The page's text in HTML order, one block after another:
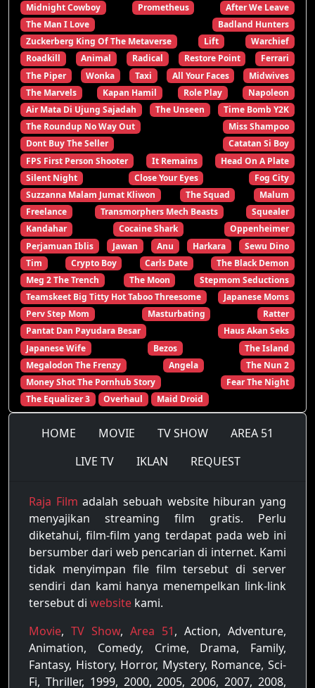
Midnight Cowboy
Prometheus
After We Leave
The Man I Love
Badland Hunters
Zuckerberg King Of The Metaverse
Lift
Warchief
Roadkill
Animal Radical Restore Point
Ferrari
The Piper
Wonka Taxi All Your Faces
Midwives
The Marvels
Kapan Hamil Role Play
Napoleon
Air Mata Di Ujung Sajadah
The Unseen
Time Bomb Y2K
The Roundup No Way Out
Miss Shampoo
Dont Buy The Seller
Catatan Si Boy
FPS First Person Shooter
It Remains
Head On A Plate
Silent Night
Close Your Eyes
Fog City
Suzzanna Malam Jumat Kliwon
The Squad
Malum
Freelance
Transmorphers Mech Beasts
Squealer
Kandahar
Cocaine Shark
Oppenheimer
Perjamuan Iblis
Jawan Anu Harkara
Sewu Dino
Tim
Crypto Boy Carls Date
The Black Demon
Meg 2 The Trench
The Moon
Stepmom Seductions
Teamskeet Big Titty Hot Taboo Threesome
Japanese Moms
Perv Step Mom
Masturbating
Ratter
Pantat Dan Payudara Besar
Haus Akan Seks
Japanese Wife
Bezos
The Island
Megalodon The Frenzy
Angela
The Nun 2
Money Shot The Pornhub Story
Fear The Night
The Equalizer 3
Overhaul Maid Droid
HOME MOVIE TV SHOW
AREA 51
LIVE TV
IKLAN REQUEST
Raja Film adalah sebuah website hiburan yang
menyajikan streaming film gratis. Perlu
diketahui, film-film yang terdapat pada web ini
bersumber dari web pencarian di internet. Kami
tidak menyimpan file film tersebut di server
sendiri dan kami hanya menempelkan link-link
tersebut di website kami.
Movie, TV Show, Area 51, Action, Adventure,
Animation, Comedy, Crime, Drama, Family,
Fantasy, History, Horror, Mystery, Romance, Sci-
Fi, Thriller, 1999, 2000, 2005, 2006, 2007, 2008,